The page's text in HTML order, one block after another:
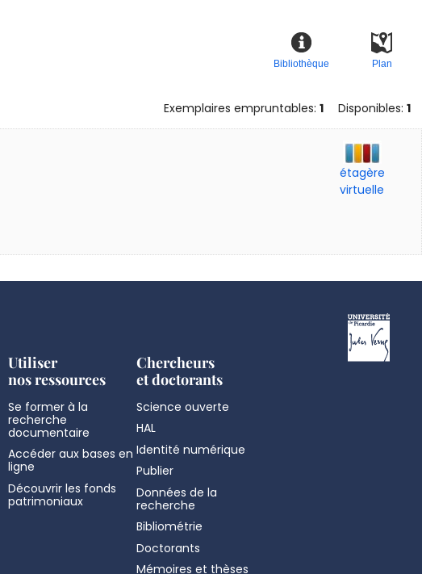
Plan
Bibliothèque
Exemplaires empruntables: 1 Disponibles: 1
étagère
virtuelle
Utiliser
nos ressources
Se former à la
recherche
documentaire
Accéder aux bases en
ligne
Découvrir les fonds
patrimoniaux
Chercheurs
et doctorants
Science ouverte
HAL
Identité numérique
Publier
Données de la
recherche
Bibliométrie
Doctorants
Mémoires et thèses